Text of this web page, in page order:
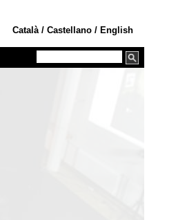
Català / Castellano / English